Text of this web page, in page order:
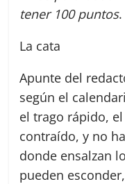
tener 100 puntos.
La cata
Apunte del
según el
el trago rápido,
contraído, y no
donde ensalzan
pueden